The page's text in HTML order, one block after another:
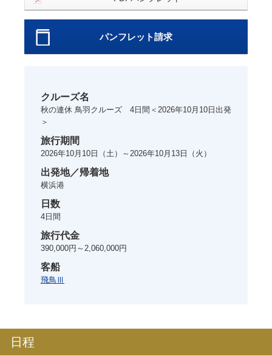
パンフレット請求
クルーズ名
秋の連休 鳥羽クルーズ 4日間＜2026年10月10日出発
＞
旅行期間
2026年10月10日 （土）～ 2026年10月13日 （火）
出発地／帰着地
横浜港
日数
4 日間
旅行代金
390,000円～2,060,000円
客船
飛鳥Ⅲ
日程